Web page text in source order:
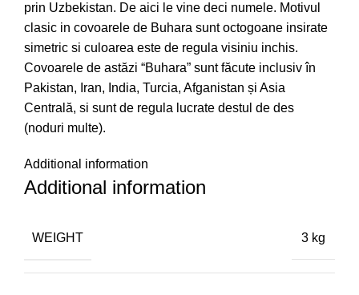
prin Uzbekistan. De aici le vine deci numele. Motivul
clasic in covoarele de Buhara sunt octogoane insirate
simetric si culoarea este de regula visiniu inchis.
Covoarele de astăzi “Buhara” sunt făcute inclusiv în
Pakistan, Iran, India, Turcia, Afganistan și Asia
Centrală, si sunt de regula lucrate destul de des
(noduri multe).
Additional information
Additional information
WEIGHT 3 kg